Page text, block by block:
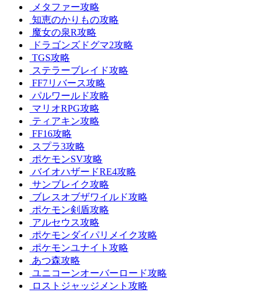
メタファー攻略
知恵のかりもの攻略
魔女の泉R攻略
ドラゴンズドグマ2攻略
TGS攻略
ステラーブレイド攻略
FF7リバース攻略
パルワールド攻略
マリオRPG攻略
ティアキン攻略
FF16攻略
スプラ3攻略
ポケモンSV攻略
バイオハザードRE4攻略
サンブレイク攻略
ブレスオブザワイルド攻略
ポケモン剣盾攻略
アルセウス攻略
ポケモンダイパリメイク攻略
ポケモンユナイト攻略
あつ森攻略
ユニコーンオーバーロード攻略
ロストジャッジメント攻略